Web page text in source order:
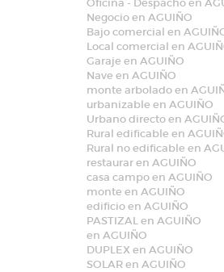
Oficina - Despacho en
Negocio en AGUIÑO
Bajo comercial en
Local comercial en
Garaje en AGUIÑO
Nave en AGUIÑO
monte arbolado en
urbanizable en AGUIÑO
Urbano directo en
Rural edificable en
Rural no edificable en
restaurar en AGUIÑO
casa campo en AGUIÑO
monte en AGUIÑO
edificio en AGUIÑO
PASTIZAL en AGUIÑO
en AGUIÑO
DUPLEX en AGUIÑO
SOLAR en AGUIÑO